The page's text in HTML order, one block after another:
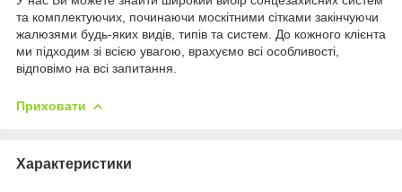
та комплектуючих, починаючи москітними сітками закінчуючи
жалюзями будь-яких видів, типів та систем. До кожного клієнта
ми підходим зі всією увагою, врахуємо всі особливості,
відповімо на всі запитання.
Приховати
Характеристики